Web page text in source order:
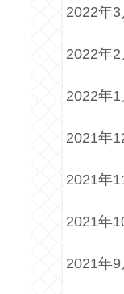
2022年3
2022年2
2022年1
2021年
2021年
2021年
2021年9